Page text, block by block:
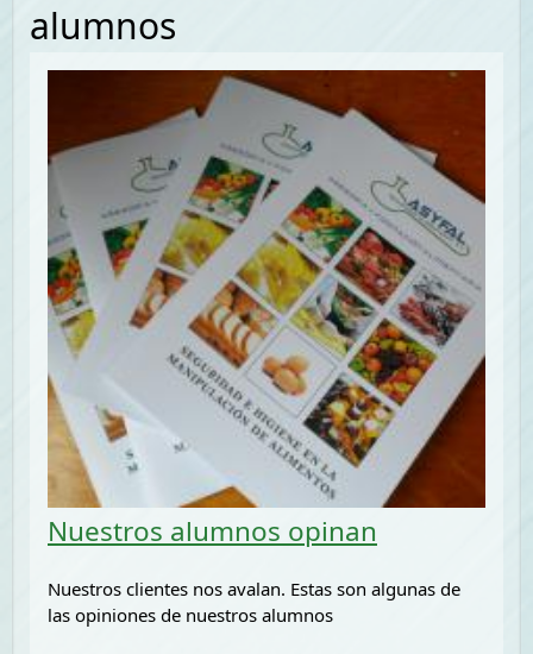
alumnos
Nuestros alumnos opinan
Nuestros clientes nos avalan. Estas son algunas de
las opiniones de nuestros alumnos